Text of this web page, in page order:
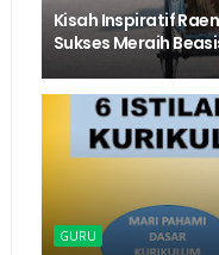
Kisah Inspiratif
Sukses Meraih
GURU